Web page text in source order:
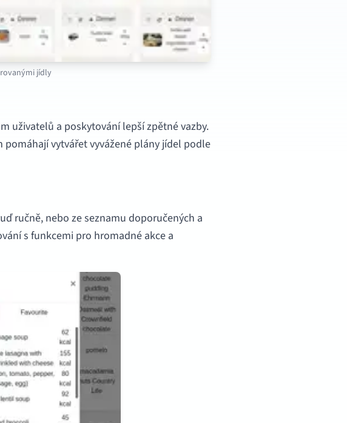
jídly
uživatelů a poskytování lepší zpětné vazby.
vytvářet vyvážené plány jídel podle
ručně, nebo ze seznamu doporučených a
s funkcemi pro hromadné akce a